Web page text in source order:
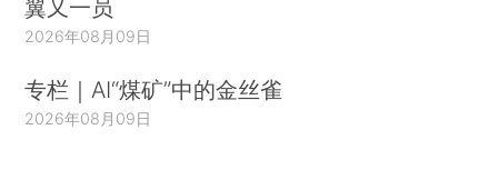
翼又一员
2026年08月09日
专栏｜AI“煤矿”中的金丝雀
2026年08月09日